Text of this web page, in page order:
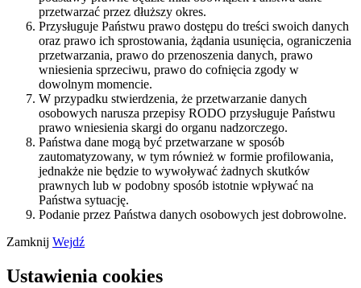
przetwarzać przez dłuższy okres.
Przysługuje Państwu prawo dostępu do treści swoich danych
oraz prawo ich sprostowania, żądania usunięcia, ograniczenia
przetwarzania, prawo do przenoszenia danych, prawo
wniesienia sprzeciwu, prawo do cofnięcia zgody w
dowolnym momencie.
W przypadku stwierdzenia, że przetwarzanie danych
osobowych narusza przepisy RODO przysługuje Państwu
prawo wniesienia skargi do organu nadzorczego.
Państwa dane mogą być przetwarzane w sposób
zautomatyzowany, w tym również w formie profilowania,
jednakże nie będzie to wywoływać żadnych skutków
prawnych lub w podobny sposób istotnie wpływać na
Państwa sytuację.
Podanie przez Państwa danych osobowych jest dobrowolne.
Zamknij Wejdź
Ustawienia cookies